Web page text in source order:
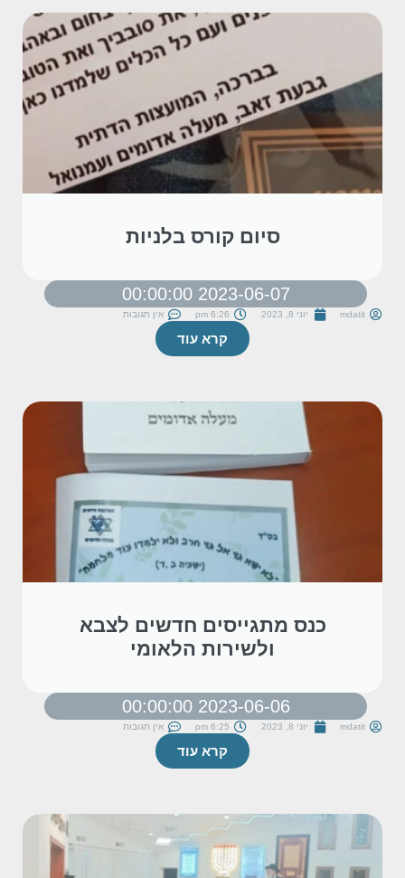
סיום קורס בלניות
2023-06-07 00:00:00
mdatit יוני 8, 2023 6:26 pm אין תגובות
קרא עוד
כנס מתגייסים חדשים לצבא
ולשירות הלאומי
2023-06-06 00:00:00
mdatit יוני 8, 2023 6:25 pm אין תגובות
קרא עוד